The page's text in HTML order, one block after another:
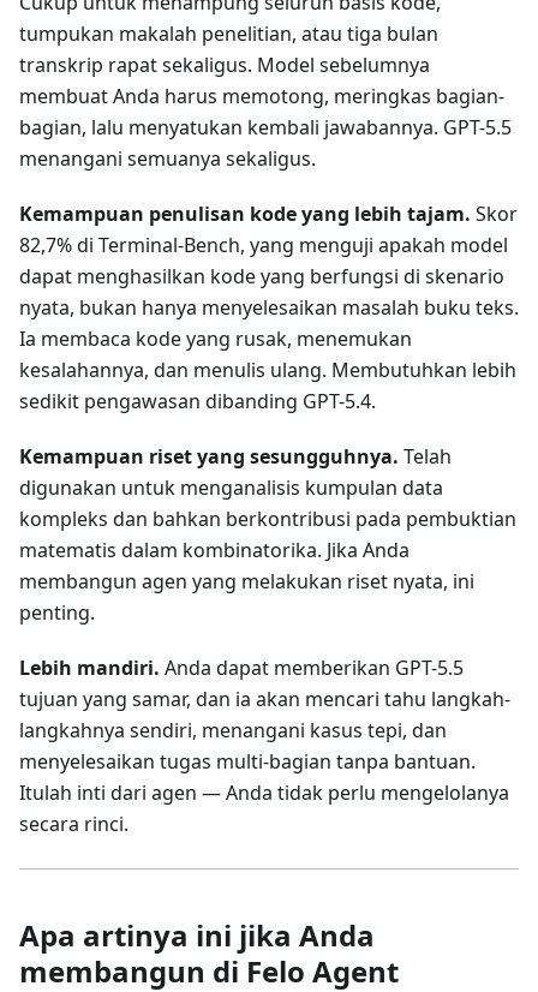
tumpukan makalah penelitian, atau tiga bulan
transkrip rapat sekaligus. Model sebelumnya
membuat Anda harus memotong, meringkas bagian-
bagian, lalu menyatukan kembali jawabannya. GPT-5.5
menangani semuanya sekaligus.
Kemampuan penulisan kode yang lebih tajam. Skor
82,7% di Terminal-Bench, yang menguji apakah model
dapat menghasilkan kode yang berfungsi di skenario
nyata, bukan hanya menyelesaikan masalah buku teks.
Ia membaca kode yang rusak, menemukan
kesalahannya, dan menulis ulang. Membutuhkan lebih
sedikit pengawasan dibanding GPT-5.4.
Kemampuan riset yang sesungguhnya. Telah
digunakan untuk menganalisis kumpulan data
kompleks dan bahkan berkontribusi pada pembuktian
matematis dalam kombinatorika. Jika Anda
membangun agen yang melakukan riset nyata, ini
penting.
Lebih mandiri. Anda dapat memberikan GPT-5.5
tujuan yang samar, dan ia akan mencari tahu langkah-
langkahnya sendiri, menangani kasus tepi, dan
menyelesaikan tugas multi-bagian tanpa bantuan.
Itulah inti dari agen — Anda tidak perlu mengelolanya
secara rinci.
Apa artinya ini jika Anda
membangun di Felo Agent